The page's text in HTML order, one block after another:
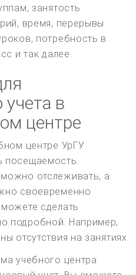
занятость
время, перерывы
потребность в
и так далее.
учета в
центре
центре УрГУ
посещаемость.
отслеживать, а
своевременно
сделать
подробной. Например,
отсутствия на занятиях.
учебного центра